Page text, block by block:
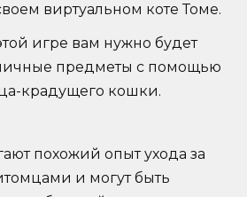
виртуальном коте Томе.
игре вам нужно будет
предметы с помощью
крадущего кошки.
похожий опыт ухода за
и могут быть